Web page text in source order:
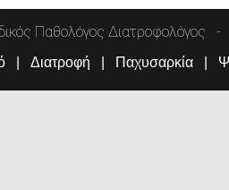
Παθολόγος Διατροφολόγος
Διατροφή Παχυσαρκία